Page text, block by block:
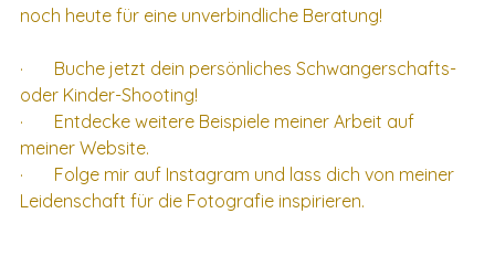
noch heute für eine unverbindliche Beratung!
·       Buche jetzt dein persönliches Schwangerschafts-
oder Kinder-Shooting!
·       Entdecke weitere Beispiele meiner Arbeit auf
meiner Website.
·       Folge mir auf Instagram und lass dich von meiner
Leidenschaft für die Fotografie inspirieren.